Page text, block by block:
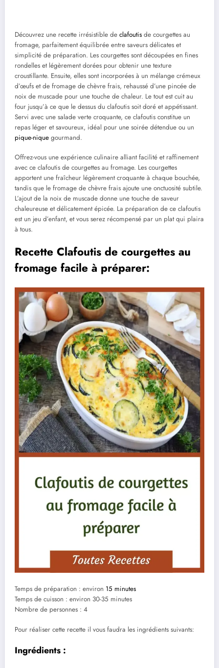
Découvrez une recette irrésistible de clafoutis de courgettes au
fromage, parfaitement équilibrée entre saveurs délicates et
simplicité de préparation. Les courgettes sont découpées en fines
rondelles et légèrement dorées pour obtenir une texture
croustillante. Ensuite, elles sont incorporées à un mélange crémeux
d’œufs et de fromage de chèvre frais, rehaussé d’une pincée de
noix de muscade pour une touche de chaleur. Le tout est cuit au
four jusqu’à ce que le dessus du clafoutis soit doré et appétissant.
Servi avec une salade verte croquante, ce clafoutis constitue un
repas léger et savoureux, idéal pour une soirée détendue ou un
pique-nique gourmand.
Offrez-vous une expérience culinaire alliant facilité et raffinement
avec ce clafoutis de courgettes au fromage. Les courgettes
apportent une fraîcheur légèrement croquante à chaque bouchée,
tandis que le fromage de chèvre frais ajoute une onctuosité subtile.
L’ajout de la noix de muscade donne une touche de saveur
chaleureuse et délicatement épicée. La préparation de ce clafoutis
est un jeu d’enfant, et vous serez récompensé par un plat qui plaira
à tous.
Recette Clafoutis de courgettes au
fromage facile à préparer:
Temps de préparation : environ 15 minutes
Temps de cuisson : environ 30-35 minutes
Nombre de personnes : 4
Pour réaliser cette recette il vous faudra les ingrédients suivants:
Ingrédients :